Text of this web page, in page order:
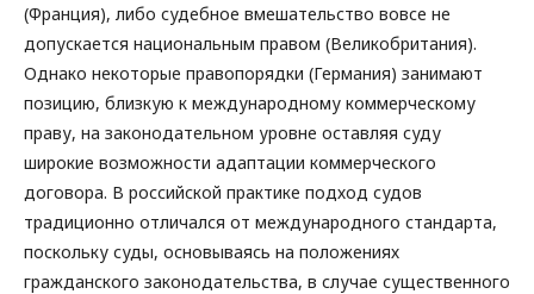
(Франция), либо судебное вмешательство вовсе не
допускается национальным правом (Великобритания).
Однако некоторые правопорядки (Германия) занимают
позицию, близкую к международному коммерческому
праву, на законодательном уровне оставляя суду
широкие возможности адаптации коммерческого
договора. В российской практике подход судов
традиционно отличался от международного стандарта,
поскольку суды, основываясь на положениях
гражданского законодательства, в случае существенного